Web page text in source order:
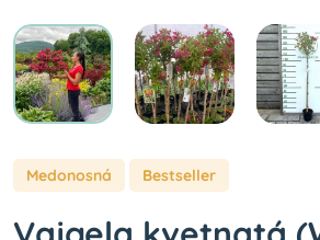
Medonosná Bestseller